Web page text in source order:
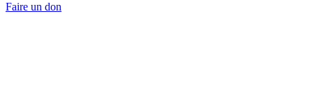
Faire un don